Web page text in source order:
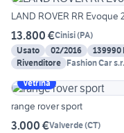
LAND ROVER RR Evoque
13.800 €Cinisi(PA)
Usato
02/2016 139990
Rivenditore Fashion Car
Vetrina
range rover sport
3.000 €Valverde(CT)